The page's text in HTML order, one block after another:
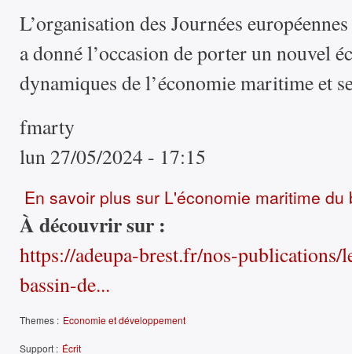
L’organisation des Journées
a donné l’occasion de porter un nouvel
dynamiques de l’économie maritime et
fmarty
lun 27/05/2024 - 17:15
En savoir plus sur L'économie maritime du
À découvrir sur :
https://adeupa-brest.fr/nos-
bassin-de...
Themes : Economie et développement
Support : Écrit